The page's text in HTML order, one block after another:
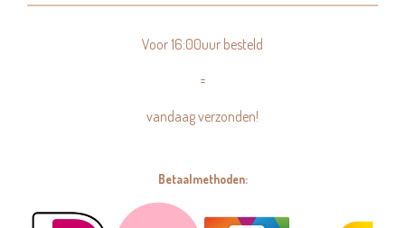
Voor 16:00uur besteld
=
vandaag verzonden!
Betaalmethoden: